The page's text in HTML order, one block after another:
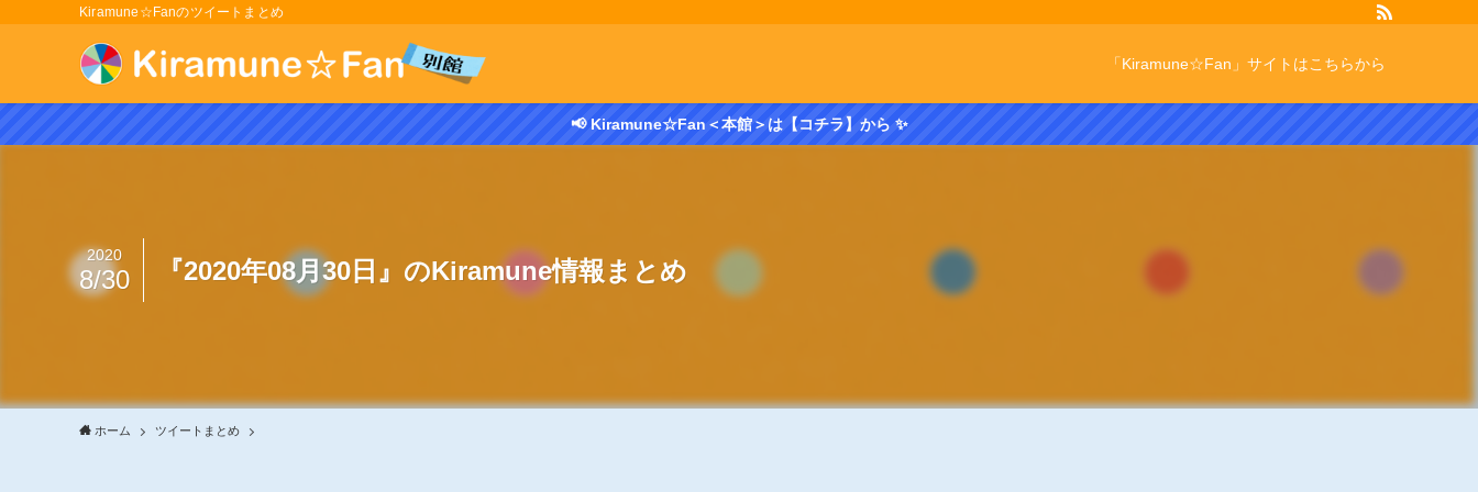
Kiramune☆Fanのツイートまとめ
「Kiramune☆Fan」サイトはこちらから
📢 Kiramune☆Fan＜本館＞は【コチラ】から ✨
『2020年08月30日』のKiramune情報まとめ
2020
8/30
ホーム ツイートまとめ